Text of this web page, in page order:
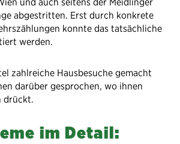
und auch seitens der Meidlinger
abgestritten. Erst durch konkrete
konnte das tatsächliche
werden.
zahlreiche Hausbesuche gemacht
darüber gesprochen, wo ihnen
drückt.
im Detail: